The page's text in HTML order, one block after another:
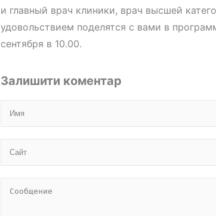
и главный врач клиники, врач высшей
удовольствием поделятся с вами в
сентября в 10.00.
Залишити коментар